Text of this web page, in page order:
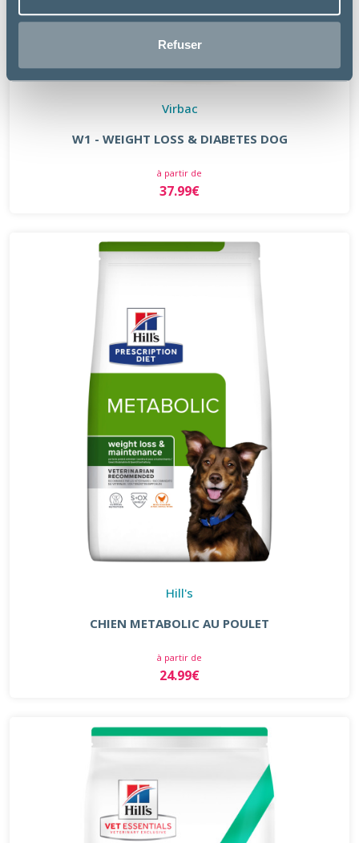
Refuser
Virbac
W1 - WEIGHT LOSS & DIABETES DOG
à partir de
37.99€
Hill's
CHIEN METABOLIC AU POULET
à partir de
24.99€